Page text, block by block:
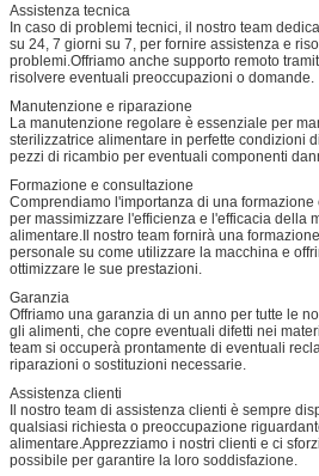
Assistenza tecnica
In caso di problemi tecnici, il nostro team
su 24, 7 giorni su 7, per fornire assistenza e
problemi.Offriamo anche supporto remoto
risolvere eventuali preoccupazioni o domande.
Manutenzione e riparazione
La manutenzione regolare è essenziale per
sterilizzatrice alimentare in perfette condizioni
pezzi di ricambio per eventuali componenti
Formazione e consultazione
Comprendiamo l'importanza di una
per massimizzare l'efficienza e l'efficacia della
alimentare.Il nostro team fornirà una
personale su come utilizzare la macchina e
ottimizzare le sue prestazioni.
Garanzia
Offriamo una garanzia di un anno per tutte le
gli alimenti, che copre eventuali difetti nei
team si occuperà prontamente di eventuali
riparazioni o sostituzioni necessarie.
Assistenza clienti
Il nostro team di assistenza clienti è sempre
qualsiasi richiesta o preoccupazione
alimentare.Apprezziamo i nostri clienti e ci
possibile per garantire la loro soddisfazione.